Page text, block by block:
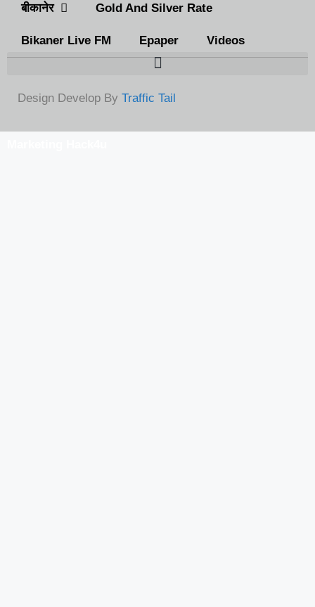
बीकानेर Gold And Silver Rate
Bikaner Live FM Epaper Videos
Design Develop By Traffic Tail